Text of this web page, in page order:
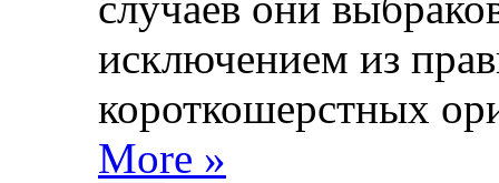
исключением из
короткошерстных
More »